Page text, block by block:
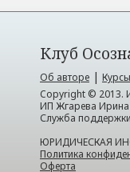
Клуб
Об авторе | Курсы
Copyright © 2013.
ИП Жгарева
Служба
ЮРИДИЧЕСКАЯ
Политика
Оферта